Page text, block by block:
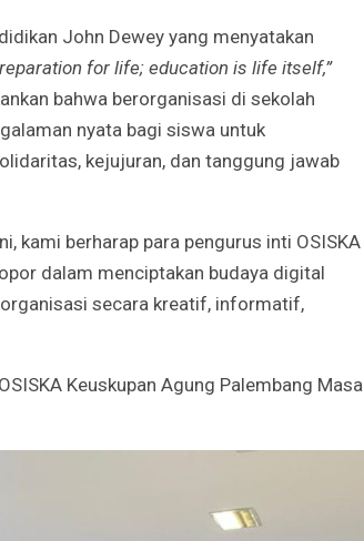
John Dewey yang menyatakan
for life; education is life itself,”
bahwa berorganisasi di sekolah
nyata bagi siswa untuk
kejujuran, dan tanggung jawab
kami berharap para pengurus inti OSISKA
dalam menciptakan budaya digital
secara kreatif, informatif,
Keuskupan Agung Palembang Masa